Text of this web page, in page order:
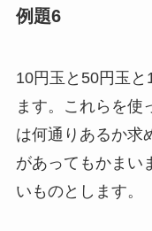
例題6
10円玉と50円玉と
ます。これらを使
は何通りあるか求
があってもかまい
いものとします。